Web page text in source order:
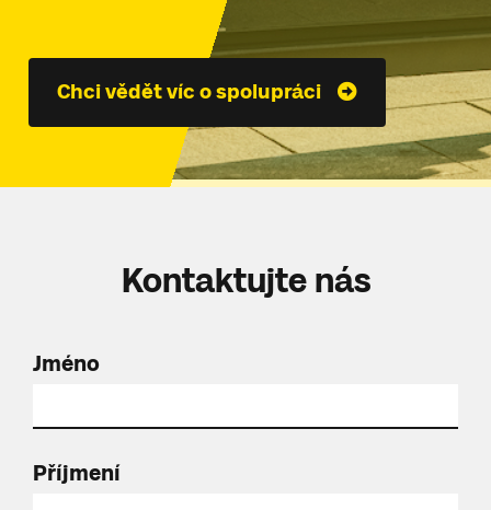
Chci vědět víc o spolupráci
Kontaktujte nás
Jméno
Příjmení